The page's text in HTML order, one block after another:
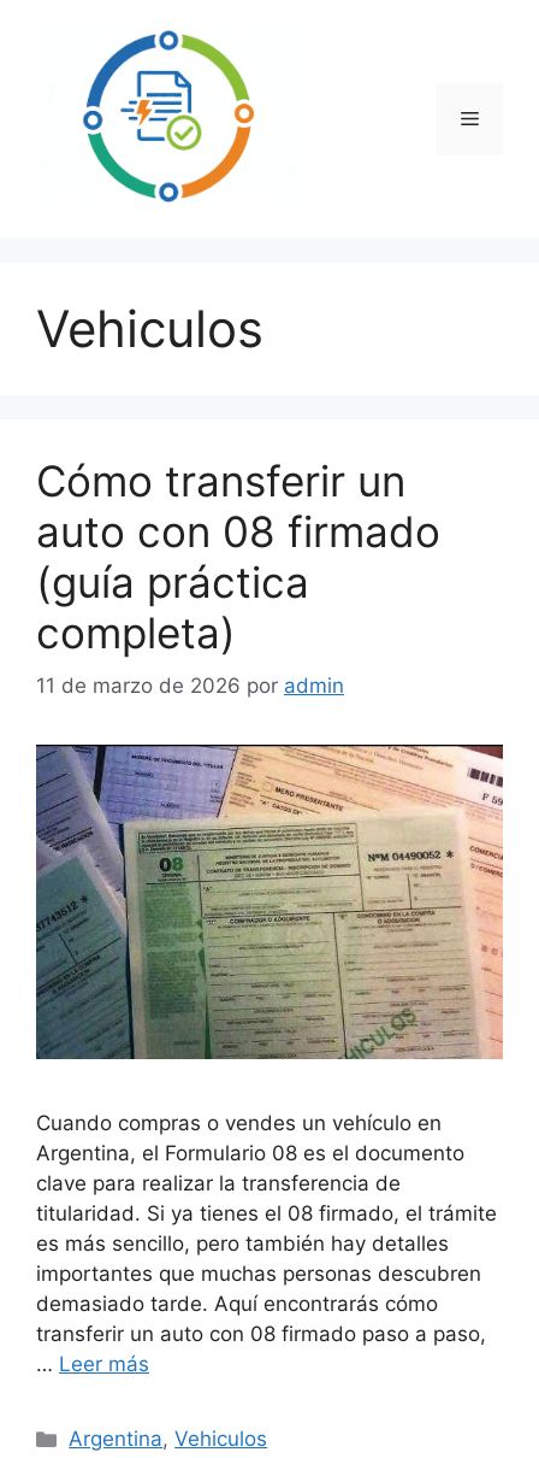
contenido
Menú
Vehiculos
Cómo transferir un
auto con 08 firmado
(guía práctica
completa)
11 de marzo de 2026 por admin
Cuando compras o vendes un vehículo en
Argentina, el Formulario 08 es el documento
clave para realizar la transferencia de
titularidad. Si ya tienes el 08 firmado, el trámite
es más sencillo, pero también hay detalles
importantes que muchas personas descubren
demasiado tarde. Aquí encontrarás cómo
transferir un auto con 08 firmado paso a paso,
… Leer más
Categorías
Argentina,Vehiculos